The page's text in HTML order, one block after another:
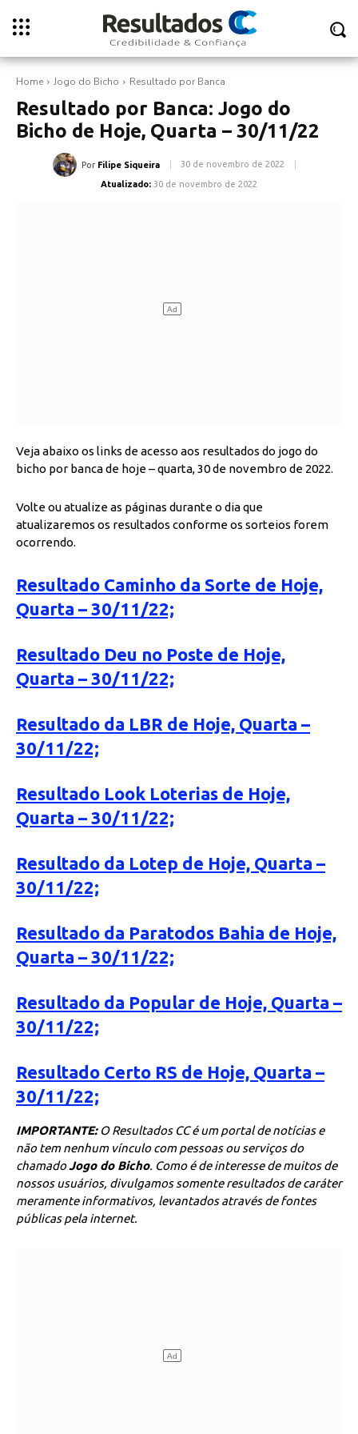
Home Jogo do Bicho Resultado por Banca
Resultado por Banca: Jogo do
Bicho de Hoje, Quarta – 30/11/22
Por Filipe Siqueira 30 de novembro de 2022
Atualizado: 30 de novembro de 2022
Veja abaixo os links de acesso aos resultados do jogo do
bicho por banca de hoje – quarta, 30 de novembro de 2022.
Volte ou atualize as páginas durante o dia que
atualizaremos os resultados conforme os sorteios forem
ocorrendo.
Resultado Caminho da Sorte de Hoje,
Quarta – 30/11/22;
Resultado Deu no Poste de Hoje,
Quarta – 30/11/22;
Resultado da LBR de Hoje, Quarta –
30/11/22;
Resultado Look Loterias de Hoje,
Quarta – 30/11/22;
Resultado da Lotep de Hoje, Quarta –
30/11/22;
Resultado da Paratodos Bahia de Hoje,
Quarta – 30/11/22;
Resultado da Popular de Hoje, Quarta –
30/11/22;
Resultado Certo RS de Hoje, Quarta –
30/11/22;
IMPORTANTE:O Resultados CC é um portal de notícias e
não tem nenhum vínculo com pessoas ou serviços do
chamadoJogo do Bicho. Como é de interesse de muitos de
nossos usuários, divulgamos somente resultados de caráter
meramente informativos, levantados através de fontes
públicas pela internet.